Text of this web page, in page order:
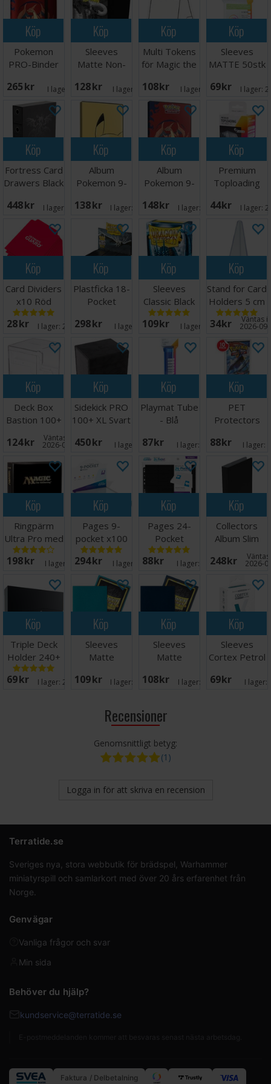
Köp
Pokemon
PRO-Binder
Mega Chariza
265 SEK I lager:
Köp
Sleeves
Matte Non-
128 SEK I lager: 11
Köp
Multi Tokens
för Magic the
108 SEK I lager: 10
Köp
Sleeves
MATTE 50stk
69 SEK I lager:
Köp
Fortress Card
Drawers Black
448 SEK I lager: 20+
Köp
Album
Pokemon 9-
Pikachu
138 SEK I lager: 20+
Köp
Album
Pokemon 9-
Charizard XY
148 SEK I lager: 20+
Köp
Premium
Toploading
25 st
44 SEK I lager:
Köp
Card Dividers
x10 Röd
28 SEK I lager: 20+
Köp
Plastficka 18-
Pocket
Svart x 50
298 SEK I lager:
Köp
Sleeves
Classic Black
x100 - 63x88
m/box
109 SEK I lager: 13
Köp
Stand for Card
Holders 5 cm
- 5 st
34 SEK Väntas
2026-
Köp
Deck Box
Bastion 100+
XL Clear
124 SEK Väntas in:
2026-09-30
Köp
Sidekick PRO
100+ XL Svart
450 SEK I lager: 6
Köp
Playmat Tube
- Blå
87 SEK I lager:
Köp
PET
Protectors
Booster
88 SEK I lager:
Köp
Ringpärm
Ultra Pro med
Magic Logo
198 SEK I lager: 16
Köp
Pages 9-
pocket x100
Klar
294 SEK I lager: 17
Köp
Pages 24-
Pocket
QuadRow x10
Svart
88 SEK I lager:
Köp
Collectors
Album Slim
Regular Svart
248 SEK 2026-
Köp
Triple Deck
Holder 240+
Black
69 SEK I lager: 20+
Köp
Sleeves
Matte
x100 66x91
109 SEK I lager: 20+
Köp
Sleeves
Matte
x100 66x91
108 SEK I lager: 20+
Köp
Sleeves
Cortex Petrol
66x91
69 SEK I lager:
Recensioner
Genomsnittligt betyg:
(1)
Logga in för att skriva en recension
Terratide.se
Sveriges nya, stora webbutik för brädspel, Warhammer
miniatyrspill och samlarkort med över 20 års erfarenhet från
Norge.
Genvägar
Vanliga frågor och svar
Min sida
Behöver du hjälp?
kundservice@terratide.se
Faktura / Delbetalning